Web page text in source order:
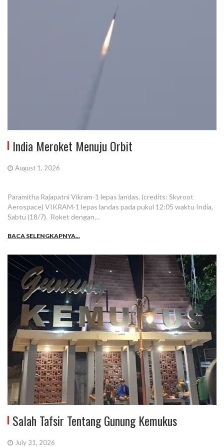
India Meroket Menuju Orbit
August 1, 2026
Paramitha Rajapatni Vikram-1 lepas landas. (credits: Skyroot
Aerospace) VIKRAM-1 lepas landas pada pukul 12:05 waktu India,
Sabtu (18/7). Roket dengan…
BACA SELENGKAPNYA...
Salah Tafsir Tentang Gunung Kemukus
July 31, 2026